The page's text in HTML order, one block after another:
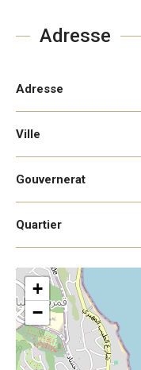
Adresse
Adresse
Ville
Gouvernerat
Quartier
+
−